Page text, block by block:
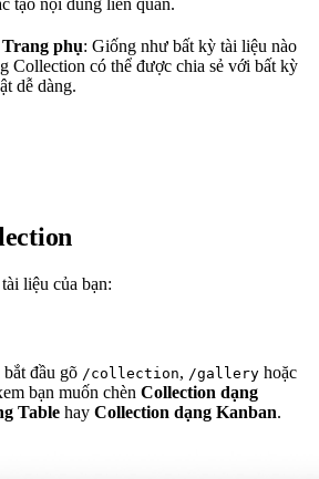
Trang phụ: Giống như bất kỳ tài liệu nào
Collection có thể được chia sẻ với bất kỳ
dễ dàng.
liệu của bạn:
bắt đầu gõ /collection, /gallery hoặc
bạn muốn chèn Collection dạng
Table hay Collection dạng Kanban.